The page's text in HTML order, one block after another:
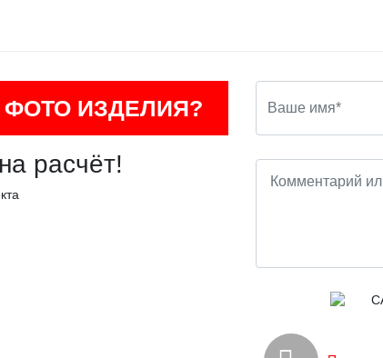
ИЗДЕЛИЯ?
расчёт!